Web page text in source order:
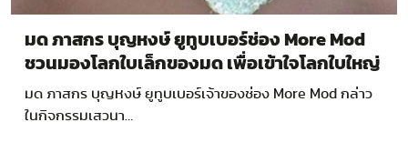
มด ภาสกร บุญหงษ์ ยูทูบเบอร์ช่อง More Mod
ชวนมองโลกใบเล็กของมด เพื่อเข้าใจโลกใบใหญ่
ของเรา
มด ภาสกร บุญหงษ์ ยูทูบเบอร์เจ้าของช่อง More Mod กล่าว
ในกิจกรรมเสวนา…